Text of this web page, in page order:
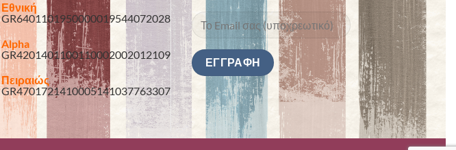
Εθνική
GR6401101950000019544072028
Alpha
GR4201401100110002002012109
Πειραιώς
GR4701721410005141037763307